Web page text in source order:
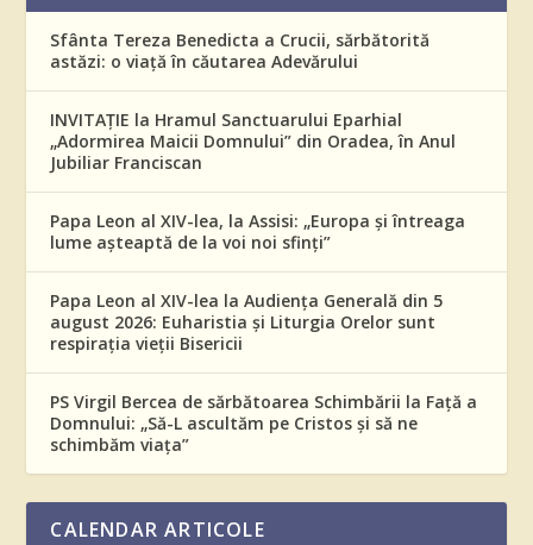
Sfânta Tereza Benedicta a Crucii, sărbătorită
astăzi: o viață în căutarea Adevărului
INVITAȚIE la Hramul Sanctuarului Eparhial
„Adormirea Maicii Domnului” din Oradea, în Anul
Jubiliar Franciscan
Papa Leon al XIV-lea, la Assisi: „Europa și întreaga
lume așteaptă de la voi noi sfinți”
Papa Leon al XIV-lea la Audiența Generală din 5
august 2026: Euharistia și Liturgia Orelor sunt
respirația vieții Bisericii
PS Virgil Bercea de sărbătoarea Schimbării la Față a
Domnului: „Să-L ascultăm pe Cristos și să ne
schimbăm viața”
CALENDAR ARTICOLE